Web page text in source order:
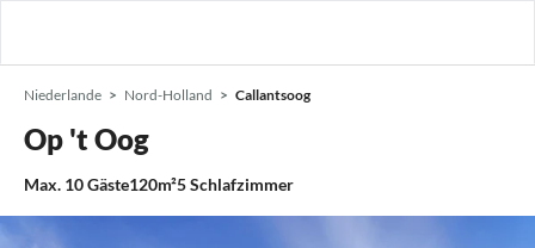
Niederlande Nord-Holland Callantsoog
Op 't Oog
Max. 10Gäste120m²5Schlafzimmer